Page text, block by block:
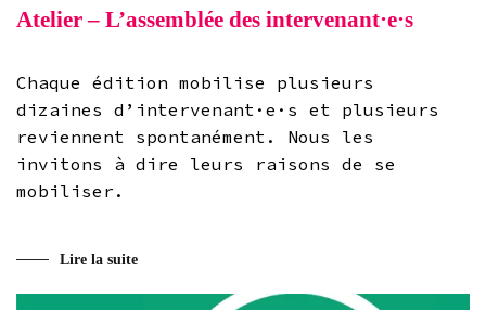
Atelier – L’assemblée des intervenant·e·s
Chaque édition mobilise plusieurs
dizaines d’intervenant·e·s et plusieurs
reviennent spontanément. Nous les
invitons à dire leurs raisons de se
mobiliser.
Lire la suite